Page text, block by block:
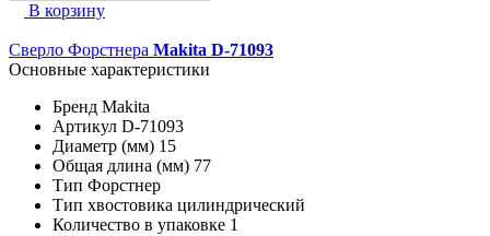
В корзину
Сверло Форстнера Makita D-71093
Основные характеристики
Бренд Makita
Артикул D-71093
Диаметр (мм) 15
Общая длина (мм) 77
Тип Форстнер
Тип хвостовика цилиндрический
Количество в упаковке 1